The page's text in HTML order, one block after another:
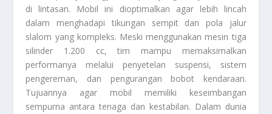
di lintasan. Mobil ini dioptimalkan agar lebih lincah
dalam menghadapi tikungan sempit dan pola jalur
slalom yang kompleks. Meski menggunakan mesin tiga
silinder 1.200 cc, tim mampu memaksimalkan
performanya melalui penyetelan suspensi, sistem
pengereman, dan pengurangan bobot kendaraan.
Tujuannya agar mobil memiliki keseimbangan
sempurna antara tenaga dan kestabilan. Dalam dunia